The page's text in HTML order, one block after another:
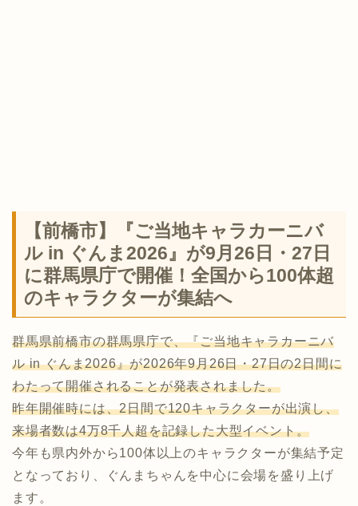
【前橋市】『ご当地キャラカーニバ
ル in ぐんま2026』が9月26日・27日
に群馬県庁で開催！全国から100体超
のキャラクターが集結へ
群馬県前橋市の群馬県庁で、『ご当地キャラカーニバ
ル in ぐんま2026』が2026年9月26日・27日の2日間に
わたって開催されることが発表されました。
昨年開催時には、2日間で120キャラクターが出演し、
来場者数は4万8千人超を記録した大型イベント。
今年も県内外から100体以上のキャラクターが集結予定
となっており、ぐんまちゃんを中心に会場を盛り上げ
ます。